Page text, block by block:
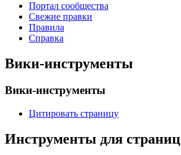
Портал сообщества
Свежие правки
Правила
Справка
Вики-инструменты
Вики-инструменты
Цитировать страницу
Инструменты для страниц